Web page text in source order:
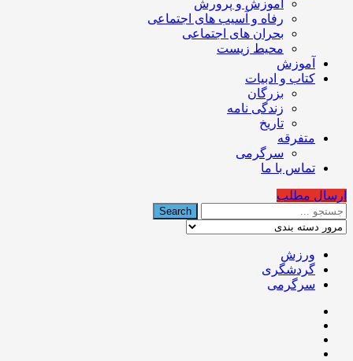
آموزش و پرورش
رفاه و آسیب های اجتماعی
بحران های اجتماعی
محیط زیست
آموزش
کتاب و ادبیات
بزرگان
زندگی نامه
تاریخ
متفرقه
سرگرمی
تماس با ما
ارسال مطلب
ورزش
گردشگری
سرگرمی